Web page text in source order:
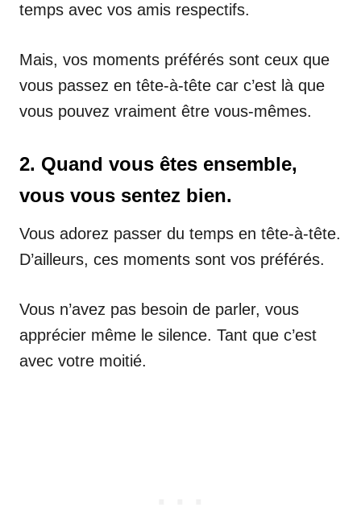
temps avec vos amis respectifs.
Mais, vos moments préférés sont ceux que
vous passez en tête-à-tête car c’est là que
vous pouvez vraiment être vous-mêmes.
2. Quand vous êtes ensemble,
vous vous sentez bien.
Vous adorez passer du temps en tête-à-tête.
D’ailleurs, ces moments sont vos préférés.
Vous n’avez pas besoin de parler, vous
apprécier même le silence. Tant que c’est
avec votre moitié.